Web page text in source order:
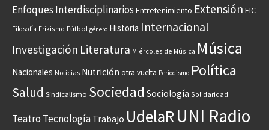
Enfoques Interdisciplinarios Entretenimiento Extensión FIC
Filosofía Frikismo Fútbol género Historia Internacional
Investigación Literatura Miércoles de Música Música
Nacionales Noticias Nutrición otra vuelta Periodismo Política
Salud Sindicalismo Sociedad Sociología Solidaridad
Teatro Tecnología Trabajo UdelaRUNI Radio